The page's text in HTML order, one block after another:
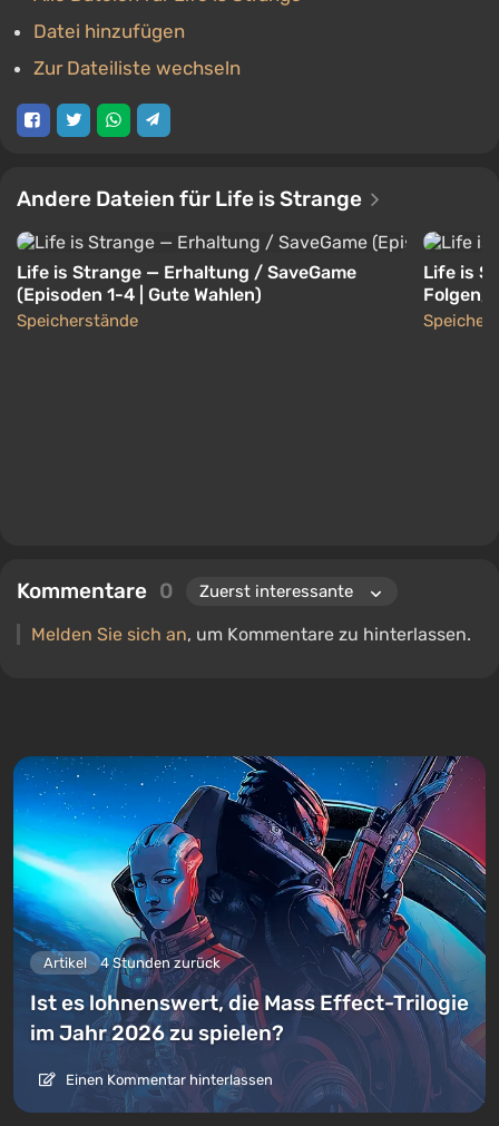
Datei hinzufügen
Zur Dateiliste wechseln
Andere Dateien für Life is Strange
Life is Strange — Erhaltung / SaveGame
(Episoden 1-4 | Gute Wahlen)
Speicherstände
Life is
Folgen,
Kommentare 0
Melden Sie sich an, um Kommentare zu hinterlassen.
Artikel 4 Stunden zurück
Ist es lohnenswert, die Mass Effect-Trilogie
im Jahr 2026 zu spielen?
Einen Kommentar hinterlassen